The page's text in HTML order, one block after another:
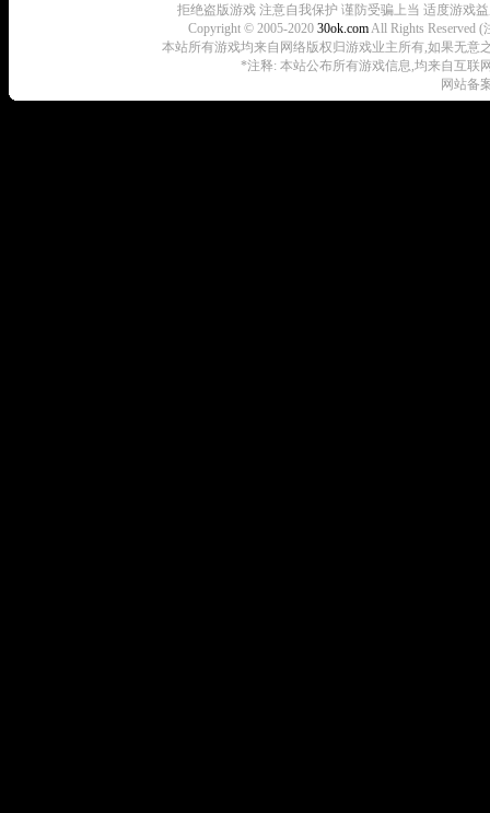
拒绝盗版游戏 注意自我保护 谨防受骗上当 适度游戏
Copyright © 2005-2020 30ok.comAll Rights Reserved
本站所有游戏均来自网络版权归游戏业主所有,如果无意
*注释: 本站公布所有游戏信息,均来自互联
网站备